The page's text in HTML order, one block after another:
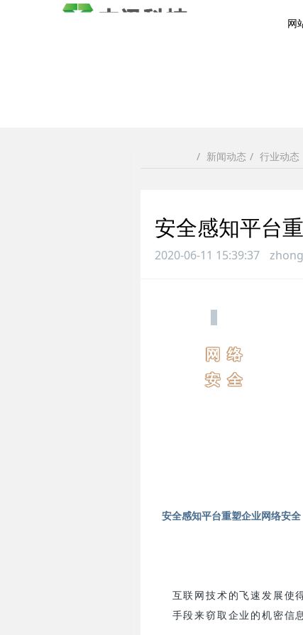
网
新闻动态 行业动态
安全感知平台
2020-06-11 15:39:37
网 络
安 全
安全感知平台重塑企业网络安全
互联网技术的飞速发展使
手段来窃取企业的机密信